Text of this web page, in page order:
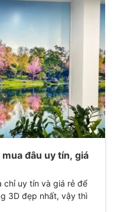
đâu uy tín, giá
chỉ uy tín và giá rẻ để
3D đẹp nhất, vậy thì